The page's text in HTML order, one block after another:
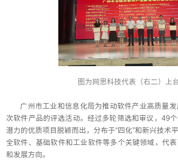
图为网思科技代表（右二）上
广州市工业和信息化局为推动软件产业高质量
次软件产品的评选活动。经过多轮筛选和审议，49
潜力的优质项目脱颖而出，分布于“四化”和新兴技术
全软件、基础软件和工业软件等多个关键领域，代
和发展方向。